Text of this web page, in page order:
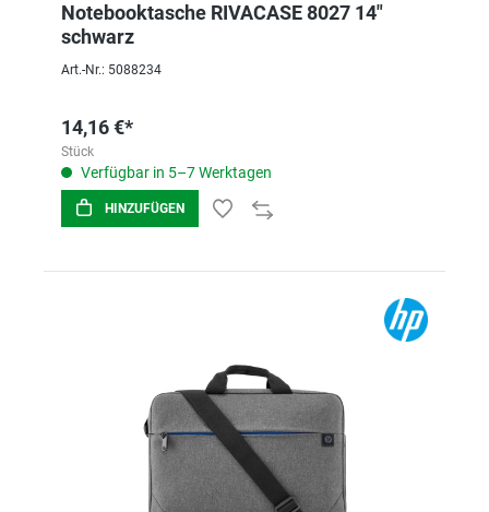
Notebooktasche RIVACASE 8027 14"
schwarz
Art.-Nr.: 5088234
14,16 €*
Stück
Verfügbar in 5–7 Werktagen
HINZUFÜGEN